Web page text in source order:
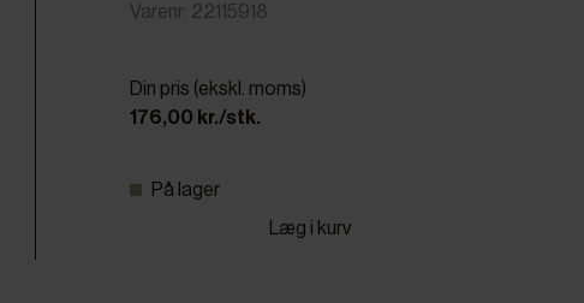
Varenr: 22115918
Din pris (ekskl. moms)
176,00 kr./stk.
På lager
Læg i kurv